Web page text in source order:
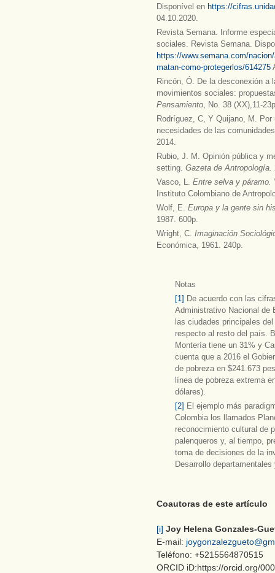
Disponível en https://
04.10.2020.
Revista Semana. Informe
sociales. Revista Semana.
https://www.semana.com/
matan-como-protegerlos/614275
Rincón, Ó. De la desconexión a
movimientos sociales:
Pensamiento, No. 38 (XX),11-
Rodríguez, C, Y Quijano, M.
necesidades de las
2014.
Rubio, J. M. Opinión pública y
setting. Gazeta de Antropología.
Vasco, L. Entre selva y páramo.
Instituto Colombiano de
Wolf, E. Europa y la gente sin
1987. 600p.
Wright, C. Imaginación
Económica, 1961. 240p.
Notas
[1] De acuerdo con las
Administrativo Nacional de
las ciudades principales
respecto al resto del país.
Montería tiene un 31% y
cuenta que a 2016 el
de pobreza en $241.673
línea de pobreza extrema
dólares).
[2] El ejemplo más
Colombia los llamados
reconocimiento cultural de
palenqueros y, al tiempo,
toma de decisiones de la
Desarrollo
Coautoras de este artículo
[i] Joy Helena Gonzales-
E-mail:
Teléfono: +5215564870515
ORCID iD:https://orcid.org/